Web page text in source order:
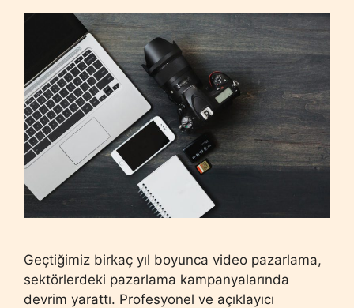
Geçtiğimiz birkaç yıl boyunca video pazarlama,
sektörlerdeki pazarlama kampanyalarında
devrim yarattı. Profesyonel ve açıklayıcı